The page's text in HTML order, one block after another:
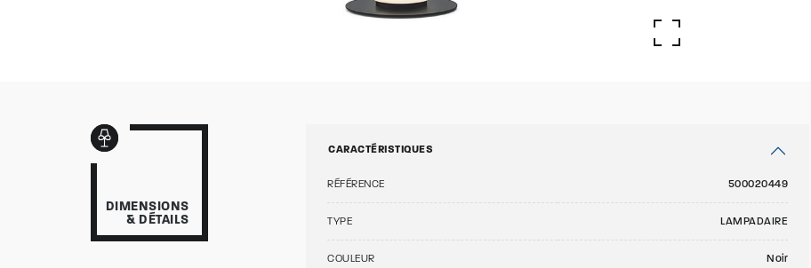
DIMENSIONS
& DÉTAILS
CARACTÉRISTIQUES
RÉFÉRENCE 500020449
TYPE LAMPADAIRE
COULEUR Noir